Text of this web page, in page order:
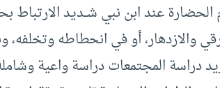
عند ابن نبي شــديد الارتباط
أو في انحطاطه وتخلفه،
دراسة المجتمعات دراسة واعية